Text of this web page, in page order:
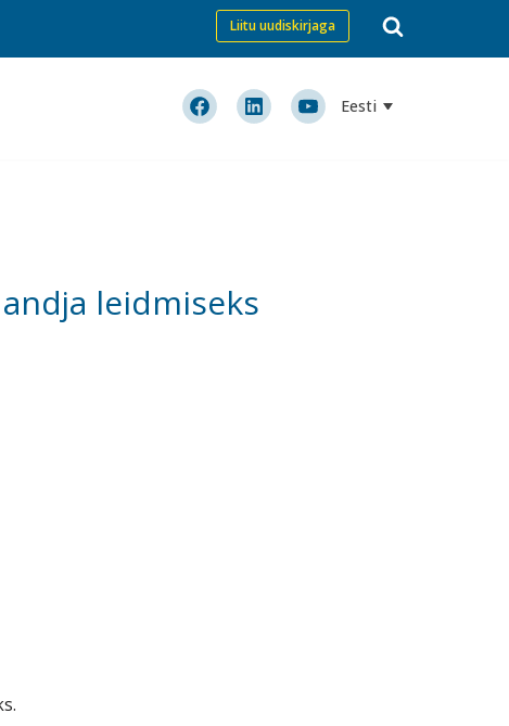
Liitu uudiskirjaga
Eesti
leidmiseks